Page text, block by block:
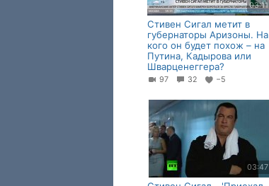
03:11
Стивен Сигал метит в
губернаторы Аризоны. На
кого он будет похож – на
Путина, Кадырова или
Шварценеггера?
97 32 −5
03:47